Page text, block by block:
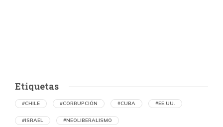
Etiquetas
#CHILE #CORRUPCIÓN #CUBA #EE.UU.
#ISRAEL #NEOLIBERALISMO